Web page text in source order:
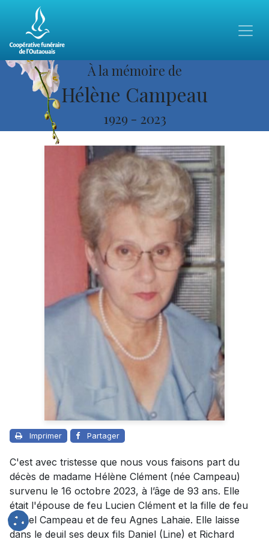
À la mémoire de
Hélène Campeau
1929 - 2023
Imprimer Partager
C'est avec tristesse que nous vous faisons part du
décès de madame Hélène Clément (née Campeau)
survenu le 16 octobre 2023, à l’âge de 93 ans. Elle
était l'épouse de feu Lucien Clément et la fille de feu
Lionel Campeau et de feu Agnes Lahaie. Elle laisse
dans le deuil ses deux fils Daniel (Line) et Richard